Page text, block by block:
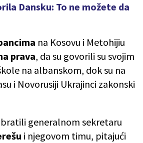
Dansku: To ne možete da
na Kosovu i Metohijiu
prava, da su govorili su svojim
na albanskom, dok su na
i Novorusiji Ukrajinci zakonski
generalnom sekretaru
i njegovom timu, pitajući